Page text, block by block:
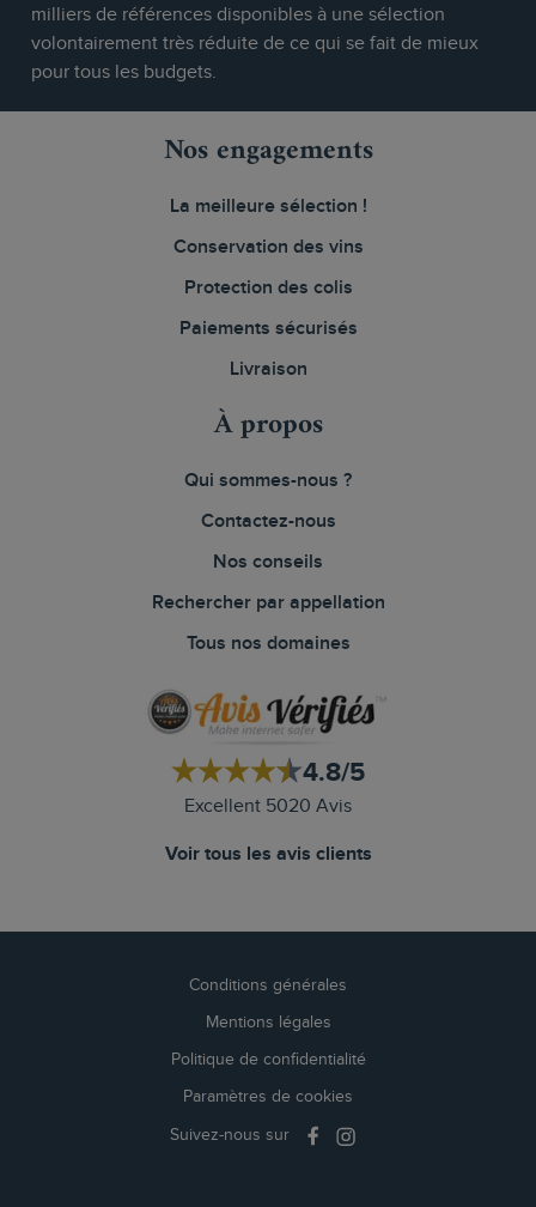
milliers de références disponibles à une sélection
volontairement très réduite de ce qui se fait de mieux
pour tous les budgets.
Nos engagements
La meilleure sélection !
Conservation des vins
Protection des colis
Paiements sécurisés
Livraison
À propos
Qui sommes-nous ?
Contactez-nous
Nos conseils
Rechercher par appellation
Tous nos domaines
4.8/5
Excellent 5020 Avis
Voir tous les avis clients
Conditions générales
Mentions légales
Politique de confidentialité
Paramètres de cookies
Suivez-nous sur